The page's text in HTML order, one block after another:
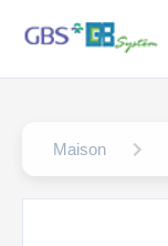
Maison